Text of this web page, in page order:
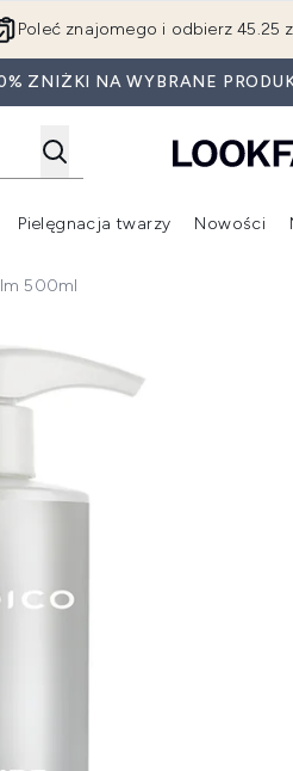
Poleć znajomego i odbierz 45.25
ZNIŻKI NA WYBRANE
Wejdź do podmenu (Beauty Box)
Wejdź do podmenu (Marki)
Pielęgnacja twarzy Nowości
500ml
Balm 500ml